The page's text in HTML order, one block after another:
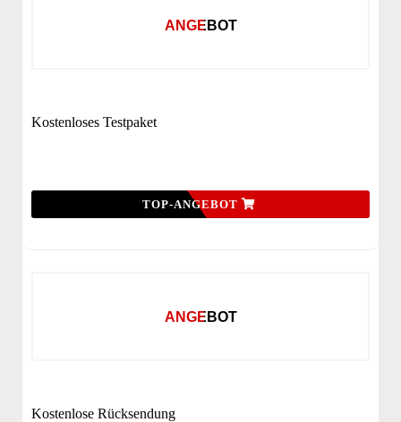
ANGEBOT
Kostenloses Testpaket
TOP-ANGEBOT
ANGEBOT
Kostenlose Rücksendung